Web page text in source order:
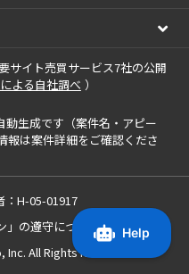
サイト売買サービス7社の公開
よる自社調べ ）
動生成です（案件名・アピー
報は案件詳細をご確認くださ
：H-05-01917
」の遵守について
Inc. All Rights Reserved.